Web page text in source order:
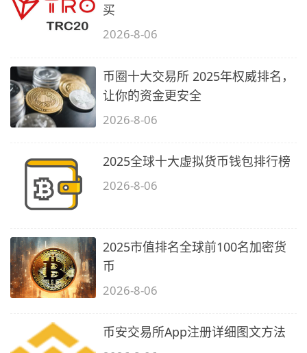
买
2026-8-06
币圈十大交易所 2025年权威排名，
让你的资金更安全
2026-8-06
2025全球十大虚拟货币钱包排行榜
2026-8-06
2025市值排名全球前100名加密货
币
2026-8-06
币安交易所App注册详细图文方法